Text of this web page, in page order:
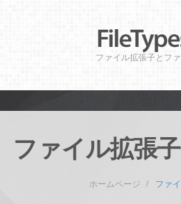
ファイル拡張子とフ
ファイル拡張子
ホームページ ファ